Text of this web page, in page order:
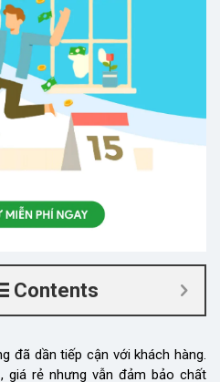
Contents
đã dần tiếp cận với khách hàng.
, giá rẻ nhưng vẫn đảm bảo chất